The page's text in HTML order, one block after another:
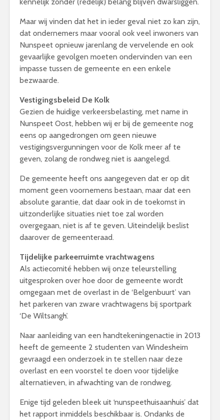
Maar wij vinden dat het in ieder geval niet zo kan zijn,
dat ondernemers maar vooral ook veel inwoners van
Nunspeet opnieuw jarenlang de vervelende en ook
gevaarlijke gevolgen moeten ondervinden van een
impasse tussen de gemeente en een enkele
bezwaarde.
Vestigingsbeleid De Kolk
Gezien de huidige verkeersbelasting, met name in
Nunspeet Oost, hebben wij er bij de gemeente nog
eens op aangedrongen om geen nieuwe
vestigingsvergunningen voor de Kolk meer af te
geven, zolang de rondweg niet is aangelegd.
De gemeente heeft ons aangegeven dat er op dit
moment geen voornemens bestaan, maar dat een
absolute garantie, dat daar ook in de toekomst in
uitzonderlijke situaties niet toe zal worden
overgegaan, niet is af te geven. Uiteindelijk beslist
daarover de gemeenteraad.
Tijdelijke parkeerruimte vrachtwagens
Als actiecomité hebben wij onze teleurstelling
uitgesproken over hoe door de gemeente wordt
omgegaan met de overlast in de ‘Belgenbuurt’ van
het parkeren van zware vrachtwagens bij sportpark
‘De Wiltsangh’.
Naar aanleiding van een handtekeningenactie in 2013
heeft de gemeente 2 studenten van Windesheim
gevraagd een onderzoek in te stellen naar deze
overlast en een voorstel te doen voor tijdelijke
alternatieven, in afwachting van de rondweg.
Enige tijd geleden bleek uit ‘nunspeethuisaanhuis’ dat
het rapport inmiddels beschikbaar is. Ondanks de